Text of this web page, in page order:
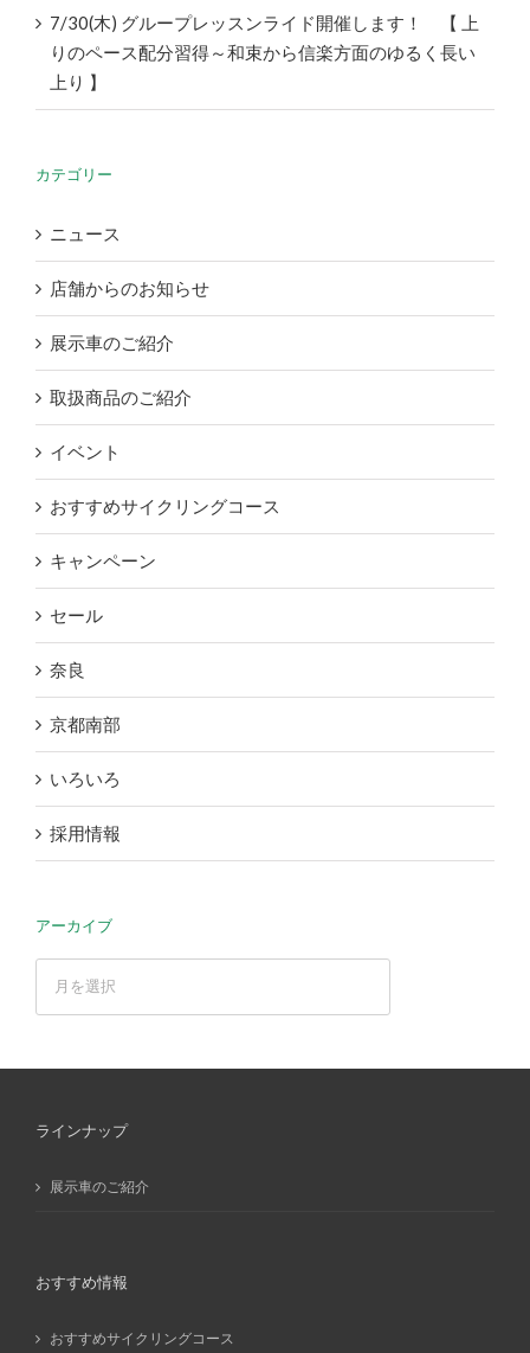
7/30(木) グループレッスンライド開催します！ 【 上
りのペース配分習得～和束から信楽方面のゆるく長い
上り 】
カテゴリー
ニュース
店舗からのお知らせ
展示車のご紹介
取扱商品のご紹介
イベント
おすすめサイクリングコース
キャンペーン
セール
奈良
京都南部
いろいろ
採用情報
アーカイブ
ラインナップ
展示車のご紹介
おすすめ情報
おすすめサイクリングコース